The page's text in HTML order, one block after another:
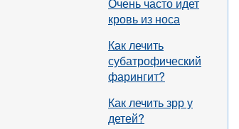
кровь из носа
Как лечить
субатрофический
фарингит?
Как лечить зрр у
детей?